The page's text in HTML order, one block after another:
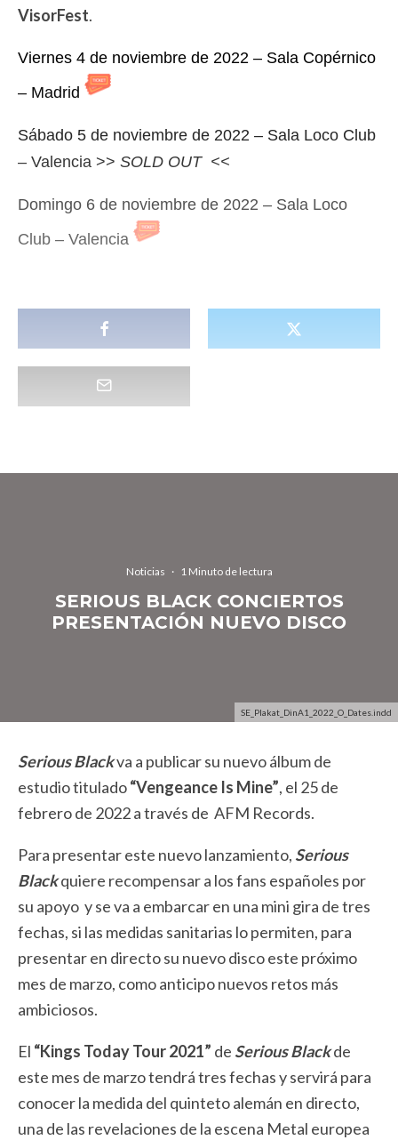
VisorFest.
Viernes 4 de noviembre de 2022 – Sala Copérnico
– Madrid
Sábado 5 de noviembre de 2022 – Sala Loco Club
– Valencia >> SOLD OUT <<
Domingo 6 de noviembre de 2022 – Sala Loco
Club – Valencia
SE_Plakat_DinA1_2022_O_Dates.indd
Noticias · 1 Minuto de lectura
SERIOUS BLACK CONCIERTOS
PRESENTACIÓN NUEVO DISCO
Serious Blackva a publicar su nuevo álbum de
estudio titulado“Vengeance Is Mine”, el 25 de
febrero de 2022 a través de AFM Records.
Para presentar este nuevo lanzamiento, Serious
Blackquiere recompensar a los fans españoles por
su apoyo y se va a embarcar en una mini gira de tres
fechas, si las medidas sanitarias lo permiten, para
presentar en directo su nuevo disco este próximo
mes de marzo, como anticipo nuevos retos más
ambiciosos.
El “Kings Today Tour 2021” de Serious Blackde
este mes de marzo tendrá tres fechas y servirá para
conocer la medida del quinteto alemán en directo,
una de las revelaciones de la escena Metal europea